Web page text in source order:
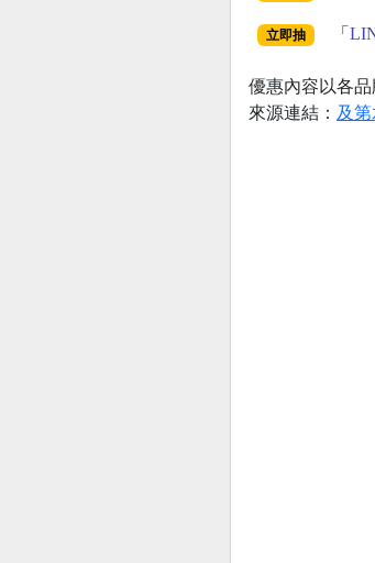
立即抽 「
優惠內容以各
來源連結： 及